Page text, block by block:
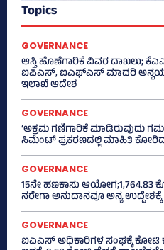
Topics
GOVERNANCE
ಆಸ್ತಿ ಹೊಣೆಗಾರಿಕೆ ವಿವರ ದಾಖಲು;
ಐಪಿಎಸ್‌, ಐಎಫ್‌ಎಸ್‌ ಮಾದರಿ ಅನ್ವಯ,
ಇಲಾಖೆ ಆದೇಶ
GOVERNANCE
‘ಅಕ್ರಮ ಗಣಿಗಾರಿಕೆ ಮಾಡಿರುವುದು
ಸಿಮೆಂಟ್ ಪ್ರಕರಣದಲ್ಲಿ ಮಾಹಿತಿ
GOVERNANCE
15ನೇ ಹಣಕಾಸು
ನರೇಗಾ ಅನುದಾನವೂ ಅನ್ಯ
GOVERNANCE
ಐಎಎಸ್‌ ಅಧಿಕಾರಿಗಳ ಸಂಘಕ್ಕೆ